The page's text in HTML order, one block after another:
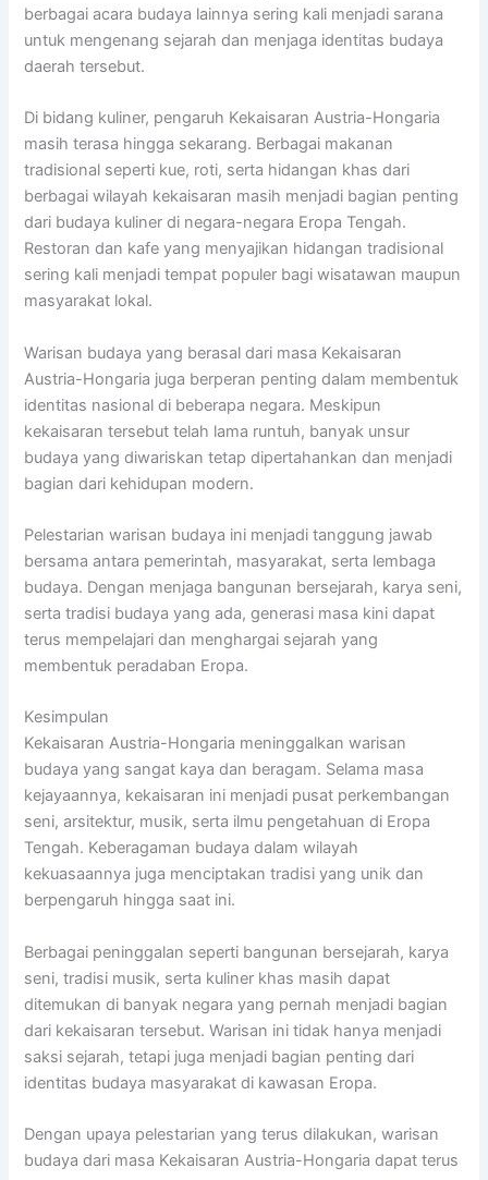
berbagai acara budaya lainnya sering kali menjadi sarana
untuk mengenang sejarah dan menjaga identitas budaya
daerah tersebut.
Di bidang kuliner, pengaruh Kekaisaran Austria-Hongaria
masih terasa hingga sekarang. Berbagai makanan
tradisional seperti kue, roti, serta hidangan khas dari
berbagai wilayah kekaisaran masih menjadi bagian penting
dari budaya kuliner di negara-negara Eropa Tengah.
Restoran dan kafe yang menyajikan hidangan tradisional
sering kali menjadi tempat populer bagi wisatawan maupun
masyarakat lokal.
Warisan budaya yang berasal dari masa Kekaisaran
Austria-Hongaria juga berperan penting dalam membentuk
identitas nasional di beberapa negara. Meskipun
kekaisaran tersebut telah lama runtuh, banyak unsur
budaya yang diwariskan tetap dipertahankan dan menjadi
bagian dari kehidupan modern.
Pelestarian warisan budaya ini menjadi tanggung jawab
bersama antara pemerintah, masyarakat, serta lembaga
budaya. Dengan menjaga bangunan bersejarah, karya seni,
serta tradisi budaya yang ada, generasi masa kini dapat
terus mempelajari dan menghargai sejarah yang
membentuk peradaban Eropa.
Kesimpulan
Kekaisaran Austria-Hongaria meninggalkan warisan
budaya yang sangat kaya dan beragam. Selama masa
kejayaannya, kekaisaran ini menjadi pusat perkembangan
seni, arsitektur, musik, serta ilmu pengetahuan di Eropa
Tengah. Keberagaman budaya dalam wilayah
kekuasaannya juga menciptakan tradisi yang unik dan
berpengaruh hingga saat ini.
Berbagai peninggalan seperti bangunan bersejarah, karya
seni, tradisi musik, serta kuliner khas masih dapat
ditemukan di banyak negara yang pernah menjadi bagian
dari kekaisaran tersebut. Warisan ini tidak hanya menjadi
saksi sejarah, tetapi juga menjadi bagian penting dari
identitas budaya masyarakat di kawasan Eropa.
Dengan upaya pelestarian yang terus dilakukan, warisan
budaya dari masa Kekaisaran Austria-Hongaria dapat terus